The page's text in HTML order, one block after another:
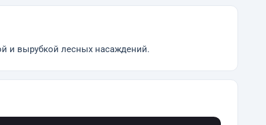
и вырубкой лесных насаждений.